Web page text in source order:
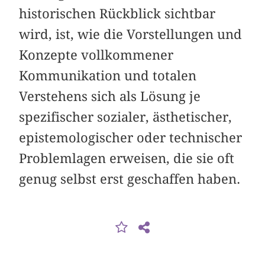
historischen Rückblick sichtbar
wird, ist, wie die Vorstellungen und
Konzepte vollkommener
Kommunikation und totalen
Verstehens sich als Lösung je
spezifischer sozialer, ästhetischer,
epistemologischer oder technischer
Problemlagen erweisen, die sie oft
genug selbst erst geschaffen haben.